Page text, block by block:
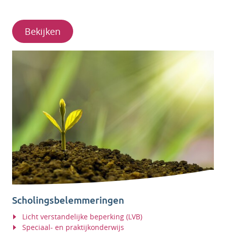
Bekijken
Scholingsbelemmeringen
Licht verstandelijke beperking (LVB)
Speciaal- en praktijkonderwijs